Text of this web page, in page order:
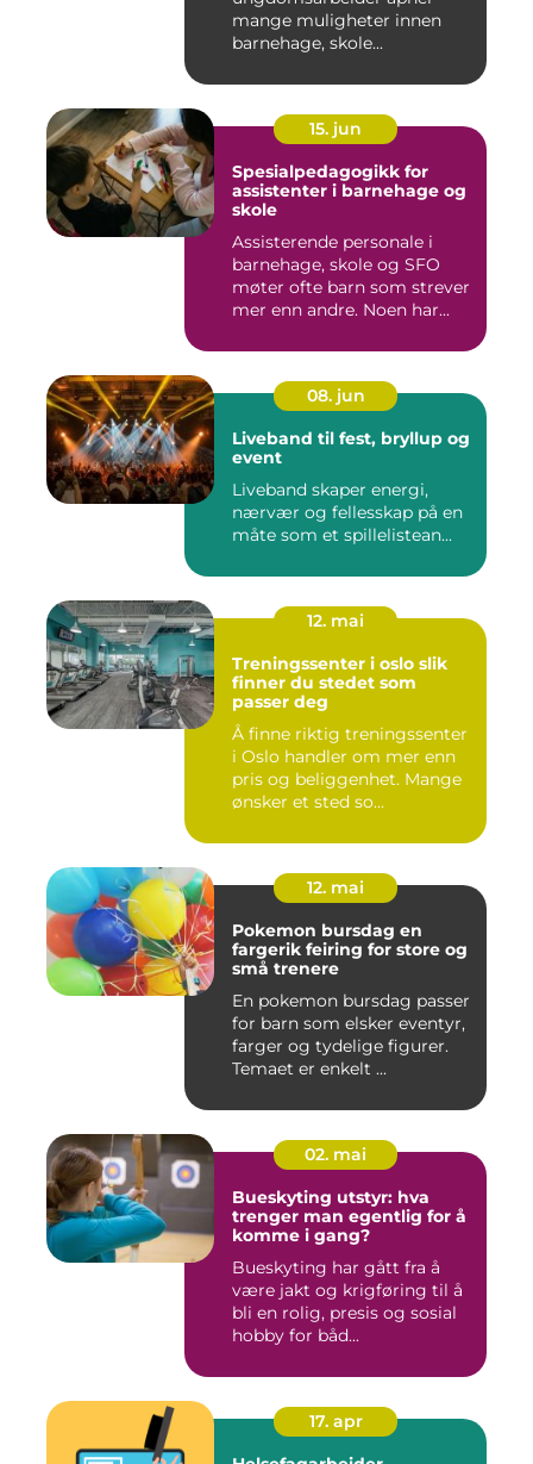
mange muligheter innen
barnehage, skole...
15. jun
Spesialpedagogikk for
assistenter i barnehage og
skole
Assisterende personale i
barnehage, skole og SFO
møter ofte barn som strever
mer enn andre. Noen har...
08. jun
Liveband til fest, bryllup og
event
Liveband skaper energi,
nærvær og fellesskap på en
måte som et spillelistean...
12. mai
Treningssenter i oslo slik
finner du stedet som
passer deg
Å finne riktig treningssenter
i Oslo handler om mer enn
pris og beliggenhet. Mange
ønsker et sted so...
12. mai
Pokemon bursdag en
fargerik feiring for store og
små trenere
En pokemon bursdag passer
for barn som elsker eventyr,
farger og tydelige figurer.
Temaet er enkelt ...
02. mai
Bueskyting utstyr: hva
trenger man egentlig for å
komme i gang?
Bueskyting har gått fra å
være jakt og krigføring til å
bli en rolig, presis og sosial
hobby for båd...
17. apr